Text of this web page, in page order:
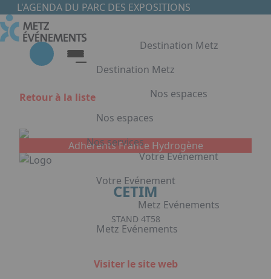
Aller au contenu principal
L'AGENDA DU PARC DES EXPOSITIONS
Destination Metz
Destination Metz
Choisir Metz
Accès & Hébergement
Nos espaces
Nos espaces
Nos espaces
Halls d'exposition
Auditorium du Centre de Conventions
Foyer du Centre de Conventions
Salles de réunion & conférence
Nos services
Votre Evénement
Votre Evénement
Votre Evénement
à Metz
Metz Evénements
Metz Evénements
Metz Evénements
Facebook
Retour à la liste
Adhérents France Hydrogène
CETIM
STAND 4T58
Visiter le site web
Panneau de gestion des cookies